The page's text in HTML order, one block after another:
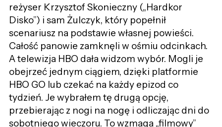
reżyser Krzysztof Skonieczny („Hardkor
Disko”) i sam Żulczyk, który popełnił
scenariusz na podstawie własnej powieści.
Całość panowie zamknęli w ośmiu odcinkach.
A telewizja HBO dała widzom wybór. Mogli je
obejrzeć jednym ciągiem, dzięki platformie
HBO GO lub czekać na każdy epizod co
tydzień. Je wybrałem tę drugą opcję,
przebierając z nogi na nogę i odliczając dni do
sobotniego wieczoru. To wzmaga „filmowy”